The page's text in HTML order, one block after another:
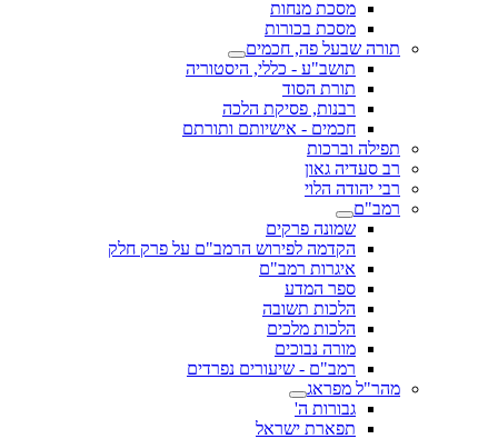
מסכת מנחות
מסכת בכורות
תורה שבעל פה, חכמים
תושב"ע - כללי, היסטוריה
תורת הסוד
רבנות, פסיקת הלכה
חכמים - אישיותם ותורתם
תפילה וברכות
רב סעדיה גאון
רבי יהודה הלוי
רמב"ם
שמונה פרקים
הקדמה לפירוש הרמב"ם על פרק חלק
איגרות רמב"ם
ספר המדע
הלכות תשובה
הלכות מלכים
מורה נבוכים
רמב"ם - שיעורים נפרדים
מהר"ל מפראג
גבורות ה'
תפארת ישראל